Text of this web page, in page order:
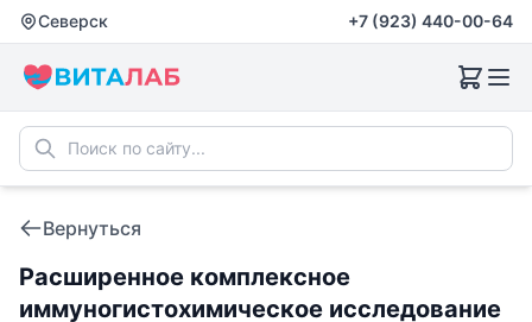
Северск +7 (923) 440-00-64
Вернуться
Расширенное комплексное
иммуногистохимическое исследование